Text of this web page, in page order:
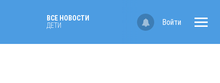
ВСЕ НОВОСТИ
ДЕТИ
Войти